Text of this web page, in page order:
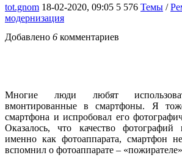
tot.gnom 18-02-2020, 09:05 5 576 Темы /
модернизация
Добавлено 6 комментариев
Многие люди любят
вмонтированные в смартфоны. Я
смартфона и испробовал его
Оказалось, что качество
именно как фотоаппарата, смартфон
вспомнил о фотоаппарате – «пожирателе»